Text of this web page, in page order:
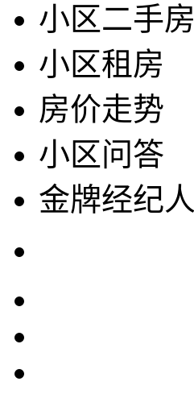
小区二手房
小区租房
房价走势
小区问答
金牌经纪人